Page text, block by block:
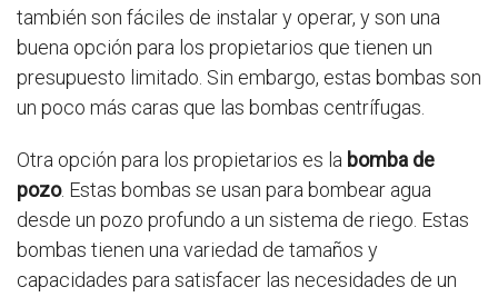
también son fáciles de instalar y operar, y son una
buena opción para los propietarios que tienen un
presupuesto limitado. Sin embargo, estas bombas son
un poco más caras que las bombas centrífugas.
Otra opción para los propietarios es la bomba de
pozo. Estas bombas se usan para bombear agua
desde un pozo profundo a un sistema de riego. Estas
bombas tienen una variedad de tamaños y
capacidades para satisfacer las necesidades de un